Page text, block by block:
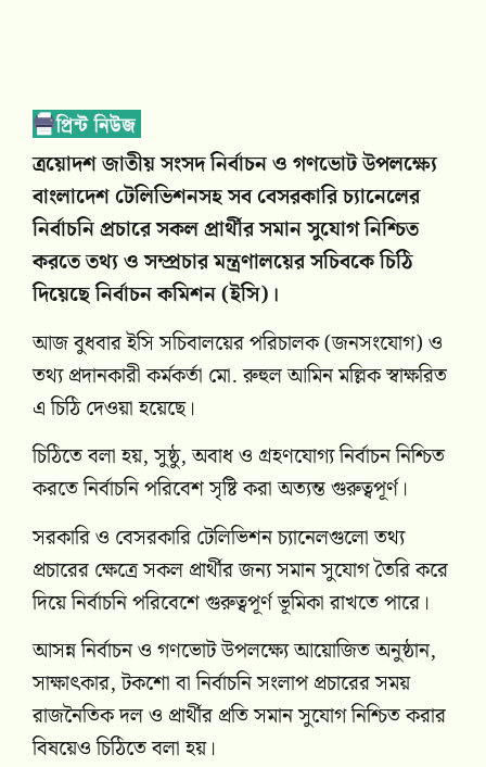
ত্রয়োদশ জাতীয় সংসদ নির্বাচন ও গণভোট উপলক্ষ্যে
বাংলাদেশ টেলিভিশনসহ সব বেসরকারি চ্যানেলের
নির্বাচনি প্রচারে সকল প্রার্থীর সমান সুযোগ নিশ্চিত
করতে তথ্য ও সম্প্রচার মন্ত্রণালয়ের সচিবকে চিঠি
দিয়েছে নির্বাচন কমিশন (ইসি)।
আজ বুধবার ইসি সচিবালয়ের পরিচালক (জনসংযোগ) ও
তথ্য প্রদানকারী কর্মকর্তা মো. রুহুল আমিন মল্লিক স্বাক্ষরিত
এ চিঠি দেওয়া হয়েছে।
চিঠিতে বলা হয়, সুষ্ঠু, অবাধ ও গ্রহণযোগ্য নির্বাচন নিশ্চিত
করতে নির্বাচনি পরিবেশ সৃষ্টি করা অত্যন্ত গুরুত্বপূর্ণ।
সরকারি ও বেসরকারি টেলিভিশন চ্যানেলগুলো তথ্য
প্রচারের ক্ষেত্রে সকল প্রার্থীর জন্য সমান সুযোগ তৈরি করে
দিয়ে নির্বাচনি পরিবেশে গুরুত্বপূর্ণ ভূমিকা রাখতে পারে।
আসন্ন নির্বাচন ও গণভোট উপলক্ষ্যে আয়োজিত অনুষ্ঠান,
সাক্ষাৎকার, টকশো বা নির্বাচনি সংলাপ প্রচারের সময়
রাজনৈতিক দল ও প্রার্থীর প্রতি সমান সুযোগ নিশ্চিত করার
বিষয়েও চিঠিতে বলা হয়।